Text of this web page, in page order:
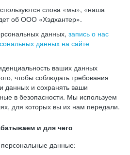
слова «мы», «наша
об ООО «Хэдхантер».
данных, запись о нас
данных на сайте
ваших данных
чтобы соблюдать требования
данных и сохранять ваши
в безопасности. Мы используем
для которых вы их нам передали.
и для чего
данные: